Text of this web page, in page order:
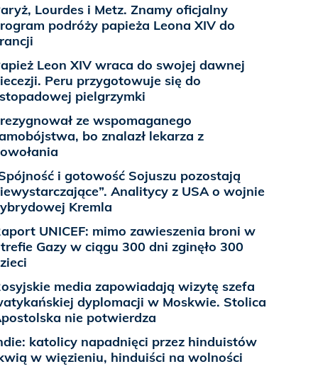
Lourdes i Metz. Znamy oficjalny
podróży papieża Leona XIV do
Leon XIV wraca do swojej dawnej
Peru przygotowuje się do
pielgrzymki
ze wspomaganego
bo znalazł lekarza z
i gotowość Sojuszu pozostają
Analitycy z USA o wojnie
Kremla
UNICEF: mimo zawieszenia broni w
Gazy w ciągu 300 dni zginęło 300
media zapowiadają wizytę szefa
dyplomacji w Moskwie. Stolica
nie potwierdza
katolicy napadnięci przez hinduistów
w więzieniu, hinduiści na wolności